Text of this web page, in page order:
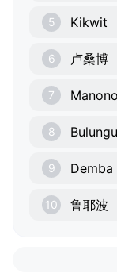
5 Kikwit
6 卢桑博
7 Manono
8 Bulungu
9 Demba
10 鲁耶波